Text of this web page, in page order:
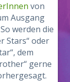
von
Ausgang
werden die
Stars“ oder
dem
gerne